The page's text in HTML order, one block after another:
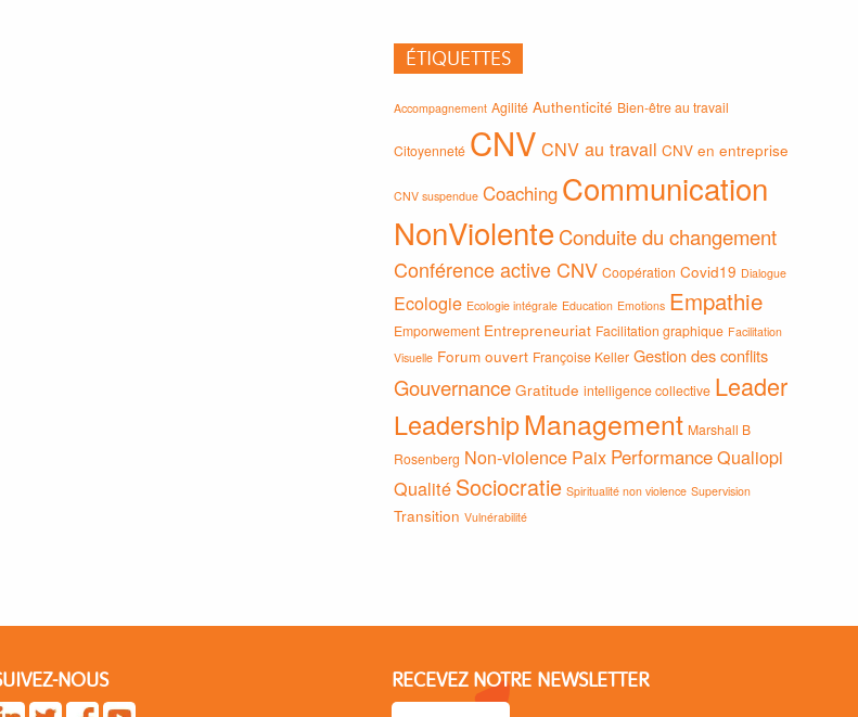
ÉTIQUETTES
Accompagnement Agilité Authenticité Bien-être au travail
Citoyenneté CNV CNV au travail CNV en entreprise
CNV suspendue Coaching Communication
NonViolenteConduite du changement
Conférence active CNV Coopération Covid19 Dialogue
Ecologie Ecologie intégrale Education Emotions Empathie
Emporwement Entrepreneuriat Facilitation graphique Facilitation
Visuelle Forum ouvert Françoise Keller Gestion des conflits
Gouvernance Gratitude intelligence collective Leader
LeadershipManagement Marshall B
Rosenberg Non-violence Paix PerformanceQualiopi
Qualité Sociocratie Spiritualité non violence Supervision
Transition Vulnérabilité
NOUS RECEVEZ NOTRE NEWSLETTER